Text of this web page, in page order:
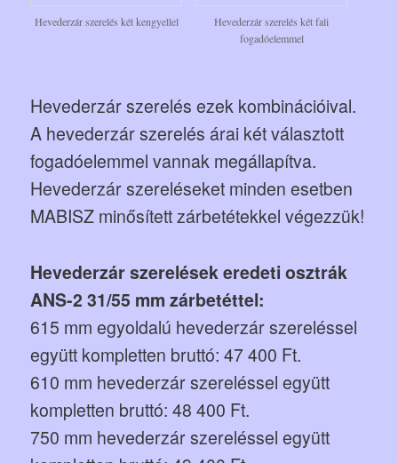
Hevederzár szerelés két kengyellel
Hevederzár szerelés két fali
fogadóelemmel
Hevederzár szerelés ezek kombinációival.
A hevederzár szerelés árai két választott
fogadóelemmel vannak megállapítva.
Hevederzár szereléseket minden esetben
MABISZ minősített zárbetétekkel végezzük!
Hevederzár szerelések eredeti osztrák
ANS-2 31/55 mm zárbetéttel:
615 mm egyoldalú hevederzár szereléssel
együtt kompletten bruttó: 47 400 Ft.
610 mm hevederzár szereléssel együtt
kompletten bruttó: 48 400 Ft.
750 mm hevederzár szereléssel együtt